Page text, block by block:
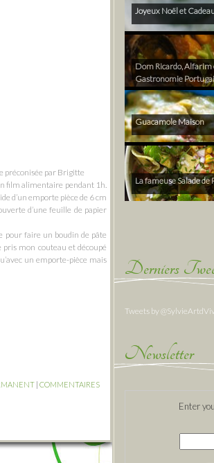
préconisée par Brigitte
film alimentaire pendant 1h.
d’un emporte pièce de 6 cm
d’une feuille de papier
pour faire un boudin de pâte
pris mon couteau et découpé
un emporte-pièce mais
COMMENTAIRES
Joyeux Noël et
Dom Ricardo, Alfarim
Gastronomie
Guacamole Maison
La fameuse Salade de
Derniers
Tweets by
Newsletter
Enter